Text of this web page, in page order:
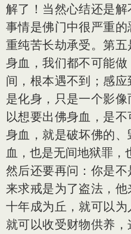
解了！当然心结还是
事情是佛门中很严重
重纯苦长劫承受。第
身血，我们都不可能
间，根本遇不到；感
是化身，只是一个影
以想要出佛身血，是
身血，就是破坏佛的
血，也是无间地狱罪，
然后还要再问：你是
来求戒是为了盗法，他
十年成为丘，就可以为
就可以收受财物供养